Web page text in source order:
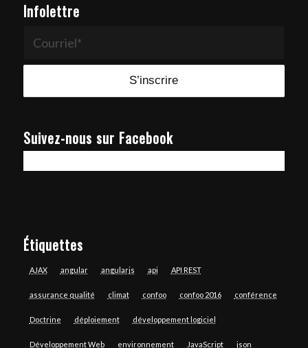
Infolettre
Suivez-nous sur Facebook
Étiquettes
AJAX angular angularjs api API REST
assurance qualité climat confoo confoo 2016 conférence
Doctrine déploiement développement logiciel
Développement Web environnement JavaScript json